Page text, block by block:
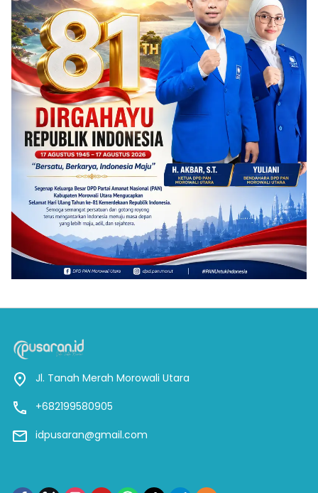
Jl. Tanah Merah Morowali Utara
+682199580905
idpusaran@gmail.com